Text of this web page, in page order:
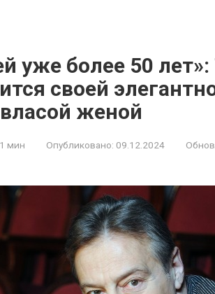
уже более 50
своей
женой
1 мин Опубликовано: 09.12.2024